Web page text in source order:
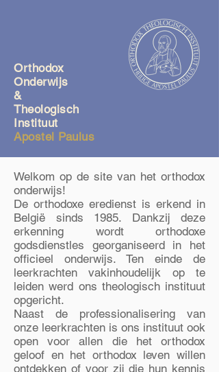
Orthodox
Onderwijs
&
Theologisch
Instituut
Apostel Paulus
Welkom op de site van het orthodox
onderwijs!
De orthodoxe eredienst is erkend in
België sinds 1985. Dankzij deze
erkenning wordt orthodoxe
godsdienstles georganiseerd in het
officieel onderwijs. Ten einde de
leerkrachten vakinhoudelijk op te
leiden werd ons theologisch instituut
opgericht.
Naast de professionalisering van
onze leerkrachten is ons instituut ook
open voor allen die het orthodox
geloof en het orthodox leven willen
ontdekken of voor zij die hun kennis